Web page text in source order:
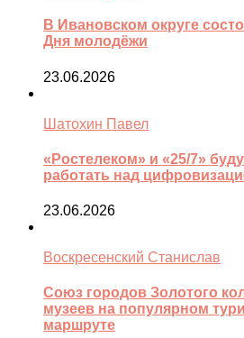
В Ивановском округе
Дня молодёжи
23.06.2026
Шатохин Павел
«Ростелеком» и «25/7»
работать над
23.06.2026
Воскресенский Станислав
Союз городов Золотого
музеев на популярном
маршруте